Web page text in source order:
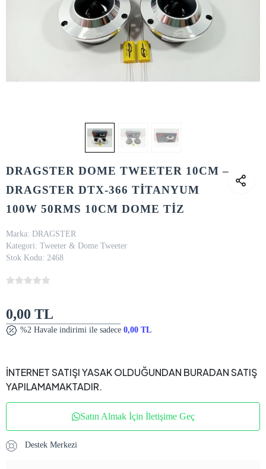
DRAGSTER DOME TWEETER 10CM –
DRAGSTER DTX-366 TİTANYUM
100W 50RMS 10CM DOME TİZ
Marka: DRAGSTER
Kategori: Tweeter & Dome Tweeter
Stok Kodu: 2468
0,00 TL
%2 Havale indirimi ile sadece 0,00 TL
İNTERNET SATIŞI YASAK OLDUĞUNDAN BURADAN SATIŞ
YAPILAMAMAKTADIR.
Satın Almak İçin İletişime Geç
Destek Merkezi